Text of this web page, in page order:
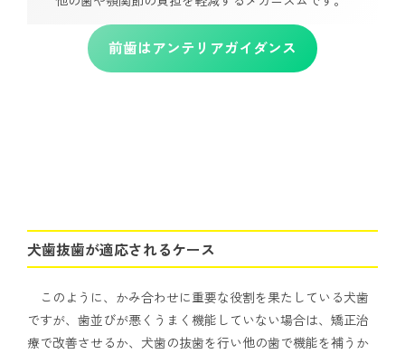
前歯はアンテリアガイダンス
犬歯抜歯が適応されるケース
このように、かみ合わせに重要な役割を果たしている犬歯
ですが、歯並びが悪くうまく機能していない場合は、矯正治
療で改善させるか、犬歯の抜歯を行い他の歯で機能を補うか